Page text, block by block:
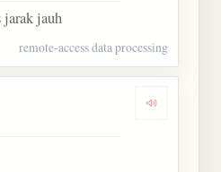
jarak jauh
remote-access data processing
Dengarkan